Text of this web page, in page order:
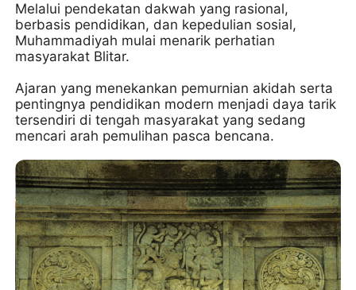
Melalui pendekatan dakwah yang rasional,
berbasis pendidikan, dan kepedulian sosial,
Muhammadiyah mulai menarik perhatian
masyarakat Blitar.
Ajaran yang menekankan pemurnian akidah serta
pentingnya pendidikan modern menjadi daya tarik
tersendiri di tengah masyarakat yang sedang
mencari arah pemulihan pasca bencana.